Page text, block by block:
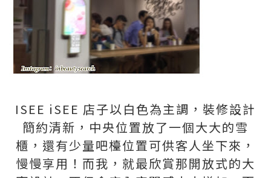
ISEE iSEE 店子以白色為主調，裝修設計
簡約清新，中央位置放了一個大大的雪
櫃，還有少量吧檯位置可供客人坐下來，
慢慢享用！而我，就最欣賞那開放式的大